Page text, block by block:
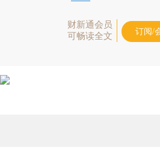
财新通会员
可畅读全文
订阅/